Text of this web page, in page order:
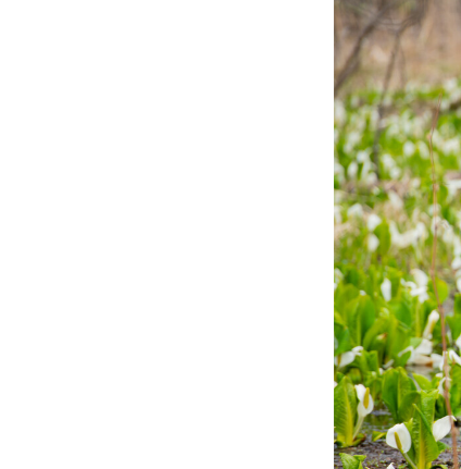
無料で登録したい企業様はこ
メディア取材受付口はこちら
北海道最強のビジネス課題